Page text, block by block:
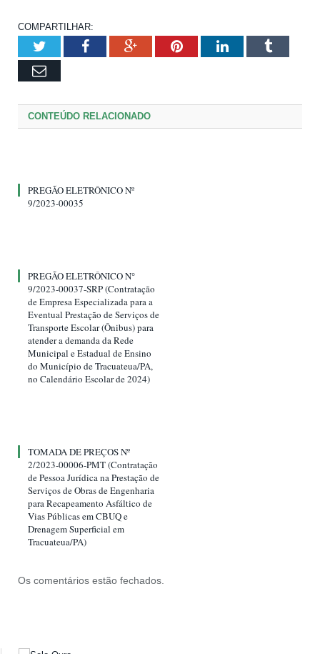
COMPARTILHAR:
TwitterFacebookGoogle+PinterestLinkedInTumblr
Email
CONTEÚDO RELACIONADO
PREGÃO ELETRÔNICO Nº
9/2023-00035
PREGÃO ELETRÔNICO N°
9/2023-00037-SRP (Contratação
de Empresa Especializada para a
Eventual Prestação de Serviços de
Transporte Escolar (Ônibus) para
atender a demanda da Rede
Municipal e Estadual de Ensino
do Município de Tracuateua/PA,
no Calendário Escolar de 2024)
TOMADA DE PREÇOS Nº
2/2023-00006-PMT (Contratação
de Pessoa Jurídica na Prestação de
Serviços de Obras de Engenharia
para Recapeamento Asfáltico de
Vias Públicas em CBUQ e
Drenagem Superficial em
Tracuateua/PA)
Os comentários estão fechados.